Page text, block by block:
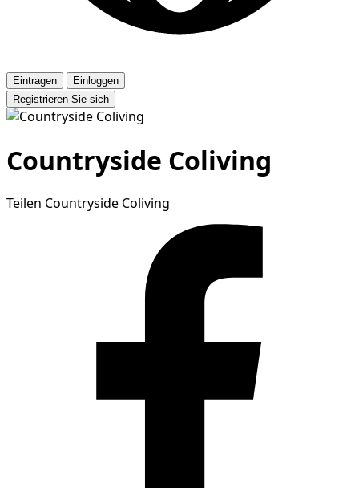
Eintragen
Einloggen
Registrieren Sie sich
Countryside Coliving
Teilen Countryside Coliving